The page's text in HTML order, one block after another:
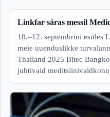
Linkfar säras messil
10.–12. septembrini esitles
meie uuenduslikke
Thailand 2025 Bitec
juhtivaid